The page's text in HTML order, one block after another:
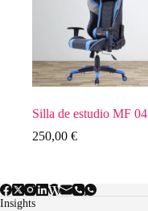
Silla de estudio MF 04
250,00 €
Insights